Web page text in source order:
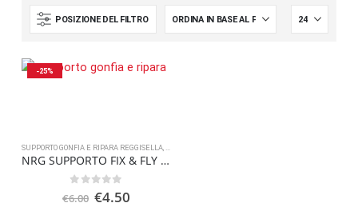
POSIZIONE DEL FILTRO
-25%
SUPPORTO GONFIA E RIPARA REGGISELLA,
NRG SUPPORTO FIX & FLY PER REGGISELLA
Su 5
€6.00 Il
€4.50Il